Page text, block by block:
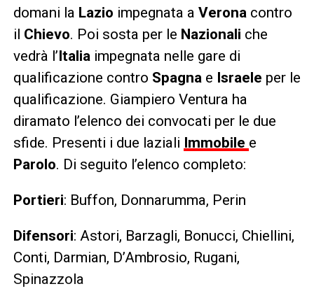
domani la Lazio impegnata a Verona contro
il Chievo. Poi sosta per le Nazionali che
vedrà l’Italia impegnata nelle gare di
qualificazione contro Spagna e Israele per le
qualificazione. Giampiero Ventura ha
diramato l’elenco dei convocati per le due
sfide. Presenti i due laziali Immobile e
Parolo. Di seguito l’elenco completo:
Portieri: Buffon, Donnarumma, Perin
Difensori: Astori, Barzagli, Bonucci, Chiellini,
Conti, Darmian, D’Ambrosio, Rugani,
Spinazzola